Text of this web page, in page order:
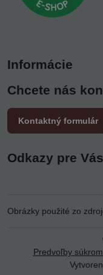
Informácie
Chcete nás
Kontaktný formulár
Odkazy pre Vás
Obrázky použité zo
Predvoľby